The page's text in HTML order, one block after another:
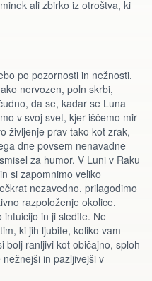
ali zbirko iz otroštva, ki
po pozornosti in nežnosti.
nervozen, poln skrbi,
da se, kadar se Luna
v svoj svet, kjer iščemo mir
življenje prav tako kot zrak,
dne povsem nenavadne
za humor. V Luni v Raku
si zapomnimo veliko
nezavedno, prilagodimo
razpoloženje okolice.
intuicijo in ji sledite. Ne
ki jih ljubite, koliko vam
bolj ranljivi kot običajno, sploh
in pazljivejši v